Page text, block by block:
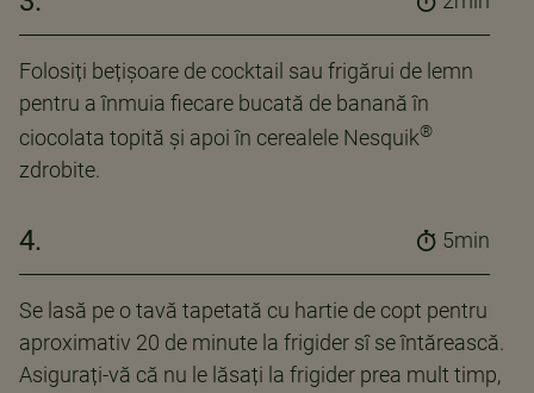
Folosiți bețișoare de cocktail sau frigărui de lemn
pentru a înmuia fiecare bucată de banană în
ciocolata topită și apoi în cerealele Nesquik®
zdrobite.
4. 5min
Se lasă pe o tavă tapetată cu hartie de copt pentru
aproximativ 20 de minute la frigider sî se întărească.
Asigurați-vă că nu le lăsați la frigider prea mult timp,